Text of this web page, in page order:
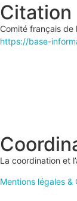
Citation
Comité français
https://base-
La coordination et
Mentions légales &